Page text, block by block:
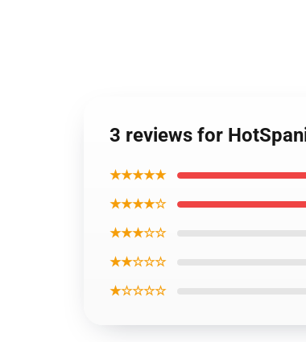
3 reviews for
★★★★★
★★★★☆
★★★☆☆
★★☆☆☆
★☆☆☆☆